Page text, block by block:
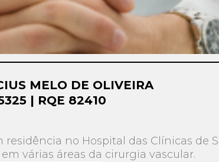
MELO DE OLIVEIRA
| RQE 82410
no Hospital das Clínicas de
várias áreas da cirurgia vascular.